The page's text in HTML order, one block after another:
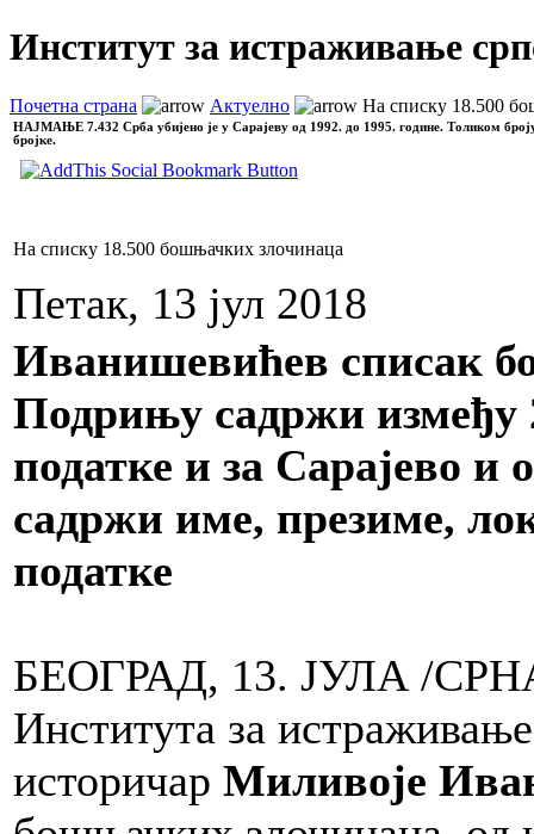
Институт за истраживање
Почетна страна Актуелно На списку 18.500
НАЈМАЊЕ 7.432 Срба убијено је у Сарајеву од 1992. до 1995. године. Толиком
бројке.
На списку 18.500 бошњачких злочинаца
Петак, 13 јул 2018
Иванишевићев списак
Подрињу садржи између
податке и за Сарајево и
садржи име, презиме,
податке
БЕОГРАД, 13. ЈУЛА /
Института за
историчар Миливоје